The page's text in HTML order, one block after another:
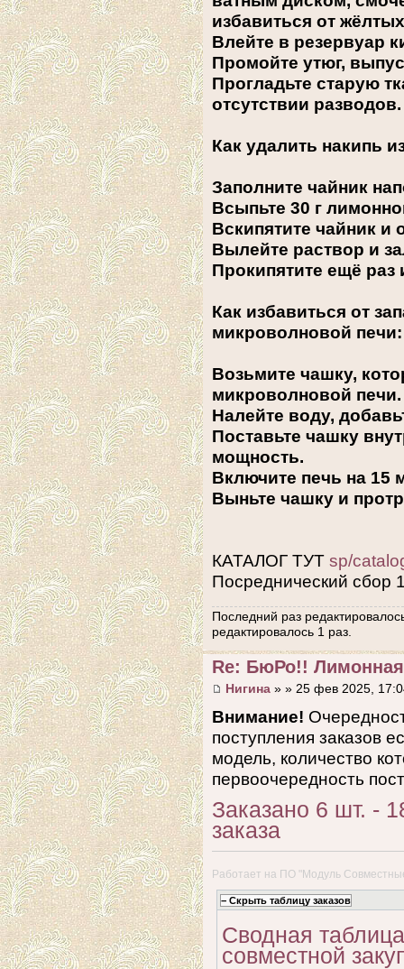
избавиться от
Влейте в резервуар
Промойте утюг,
Прогладьте старую
отсутствии разводов.
Как удалить накипь
Заполните чайник
Всыпьте 30 г
Вскипятите чайник и
Вылейте раствор и
Прокипятите ещё раз
Как избавиться от
микроволновой печи:
Возьмите чашку,
микроволновой печи.
Налейте воду,
Поставьте чашку
мощность.
Включите печь на 15
Выньте чашку и
КАТАЛОГ ТУТ sp/
Посреднический сбор
Последний раз
редактировалось 1 раз.
Re: БюРо!! Лимонная
Нигина » » 25 фев 2025,
Внимание!
поступления заказов
модель, количество
первоочередность
Заказано 6 шт. -
заказа
Работает на ПО "Модуль
Сводная
совместной